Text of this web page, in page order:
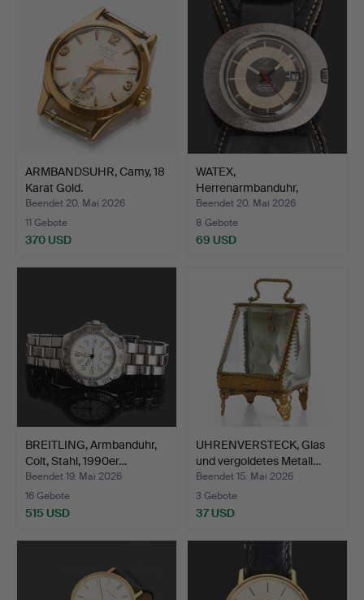
ARMBANDSUHR, Camy, 18
Karat Gold.
Beendet 20. Mai 2026
11 Gebote
370 USD
WATEX,
Herrenarmbanduhr,
Automatik, 1970er…
Beendet 20. Mai 2026
8 Gebote
69 USD
BREITLING, Armbanduhr,
Colt, Stahl, 1990er…
Beendet 19. Mai 2026
16 Gebote
515 USD
UHRENVERSTECK, Glas
und vergoldetes Metall…
Beendet 15. Mai 2026
3 Gebote
37 USD